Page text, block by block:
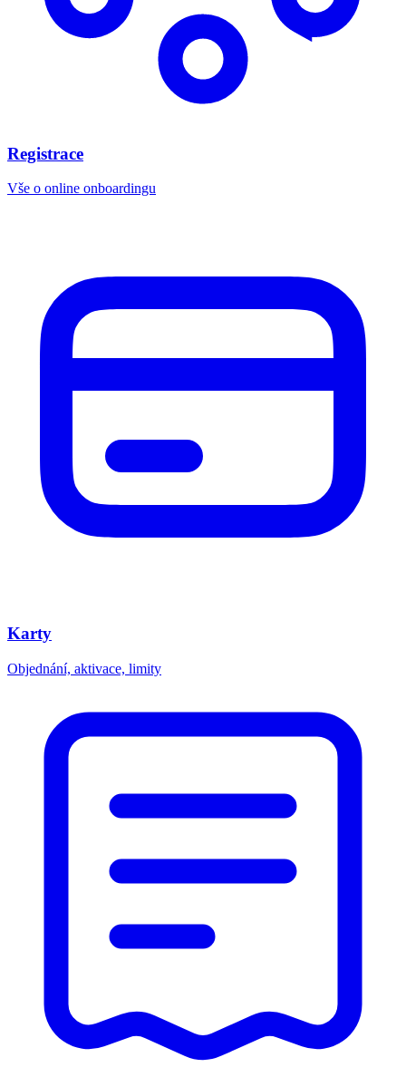
Registrace
Vše o online onboardingu
Karty
Objednání, aktivace, limity